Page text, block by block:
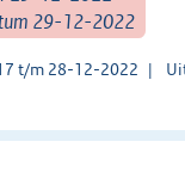
29-12-2022
t/m 28-12-2022